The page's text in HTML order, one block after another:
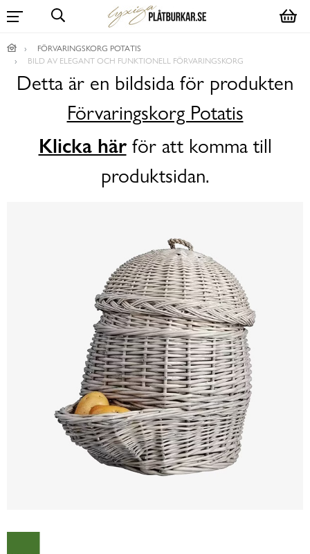
FÖRVARINGSKORG POTATIS
BILD AV ELEGANT OCH FUNKTIONELL FÖRVARINGSKORG
Detta är en bildsida för produkten
Förvaringskorg Potatis
Klicka härför att komma till
produktsidan.